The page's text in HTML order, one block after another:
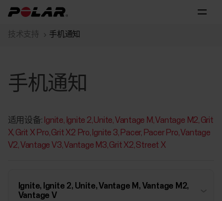
技术支持 手机通知
手机通知
适用设备: Ignite Ignite 2 Unite Vantage M Vantage M2 Grit
X Grit X Pro Grit X2 Pro Ignite 3 Pacer Pacer Pro Vantage
V2 Vantage V3 Vantage M3 Grit X2 Street X
Ignite, Ignite 2, Unite, Vantage M, Vantage M2,
Vantage V